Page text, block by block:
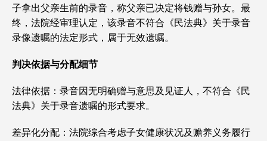
子拿出父亲生前的录音，称父亲已决定将钱赠与孙女。最
终，法院经审理认定，该录音不符合《民法典》关于录音
录像遗嘱的法定形式，属于无效遗嘱。‌‌
判决依据与分配细节
‌法律依据‌：录音因无明确赠与意思及见证人，不符合《民
法典》关于录音遗嘱的形式要求。‌‌
‌差异化分配‌：法院综合考虑子女健康状况及赡养义务履行